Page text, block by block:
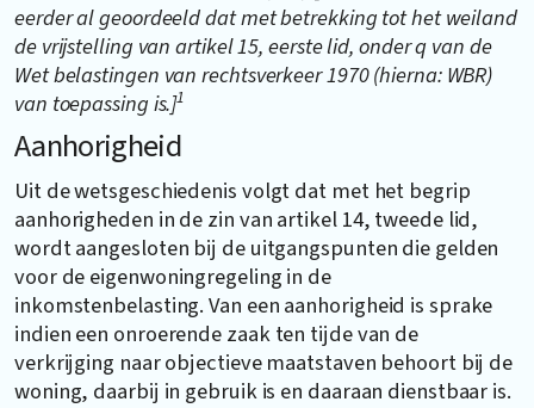
eerder al geoordeeld dat met betrekking tot het weiland
de vrijstelling van artikel 15, eerste lid, onder q van de
Wet belastingen van rechtsverkeer 1970 (hierna: WBR)
van toepassing is.]1
Aanhorigheid
Uit de wetsgeschiedenis volgt dat met het begrip
aanhorigheden in de zin van artikel 14, tweede lid,
wordt aangesloten bij de uitgangspunten die gelden
voor de eigenwoningregeling in de
inkomstenbelasting. Van een aanhorigheid is sprake
indien een onroerende zaak ten tijde van de
verkrijging naar objectieve maatstaven behoort bij de
woning, daarbij in gebruik is en daaraan dienstbaar is.